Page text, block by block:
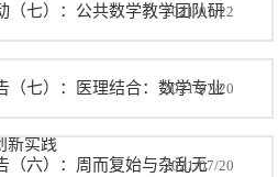
（七）：公共数学教学团队研
2021/07/22
（七）：医理结合：数学专业
新实践
2021/07/20
（六）：周而复始与杂乱无
2021/07/20